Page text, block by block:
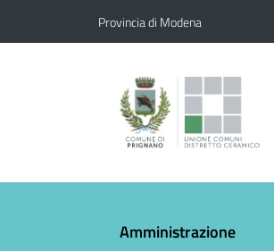
Provincia di Modena
Amministrazione